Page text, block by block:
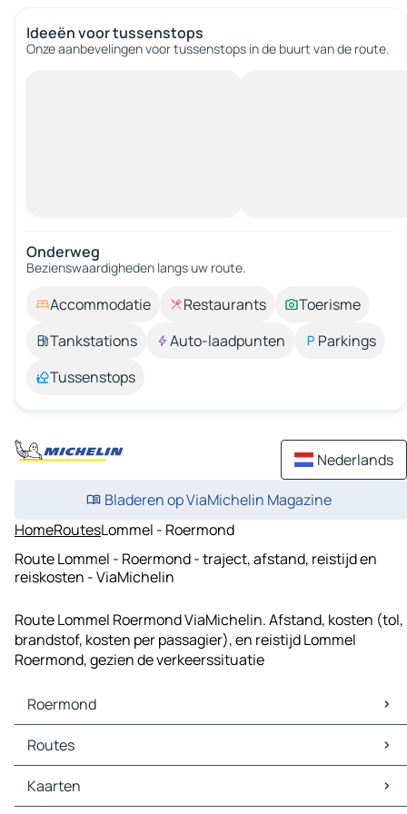
Ideeën voor tussenstops
Onze aanbevelingen voor tussenstops in de buurt van de route.
Onderweg
Bezienswaardigheden langs uw route.
Accommodatie Restaurants
Toerisme
Tankstations
Auto-laadpunten
Parkings
Tussenstops
Nederlands
Bladeren op ViaMichelin Magazine
HomeRoutesLommel - Roermond
Route Lommel - Roermond - traject, afstand, reistijd en
reiskosten - ViaMichelin
Route Lommel Roermond ViaMichelin. Afstand, kosten (tol,
brandstof, kosten per passagier), en reistijd Lommel
Roermond, gezien de verkeerssituatie
Roermond
Roermond Kaarten
Roermond Verkeer
Roermond Hotels
Roermond Restaurants
Routes
Routes Roermond - Mönchengladbach
Routes Roermond - Viersen
Kaarten